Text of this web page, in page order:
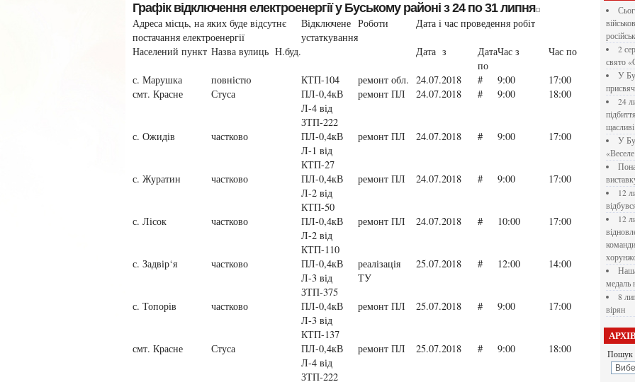
Графік відключення електроенергії у Буському районі з 24 по 31 липня
Адреса місць, на яких буде відсутнє
постачання електроенергії
Відключене
устаткування
Роботи Дата і час проведення робіт
Населений пункт Назва вулиць Н.буд. Дата з
Дата
по
Час з Час по
с. Марушка повністю КТП-104 ремонт обл. 24.07.2018 # 9:00
17:00
смт. Красне
Стуса
ПЛ-0,4кВ
Л-4 від
ЗТП-222
ремонт ПЛ 24.07.2018 # 9:00 18:00
с. Ожидів частково
ПЛ-0,4кВ
Л-1 від
КТП-27
ремонт ПЛ 24.07.2018 # 9:00 17:00
с. Журатин частково
ПЛ-0,4кВ
Л-2 від
КТП-50
ремонт ПЛ 24.07.2018 # 9:00 17:00
с. Лісок частково
ПЛ-0,4кВ
Л-2 від
КТП-110
ремонт ПЛ 24.07.2018 # 10:00 17:00
с. Задвір‘я частково
ПЛ-0,4кВ
Л-3 від
ЗТП-375
реалізація
ТУ
25.07.2018 # 12:00 14:00
с. Топорів частково
ПЛ-0,4кВ
Л-3 від
КТП-137
ремонт ПЛ 25.07.2018 # 9:00 17:00
смт. Красне Стуса
ПЛ-0,4кВ
Л-4 від
ЗТП-222
ремонт ПЛ 25.07.2018 # 9:00 18:00
2
свято
У
24
щасливі
У
12
12
медаль
8
вірян
Пошук